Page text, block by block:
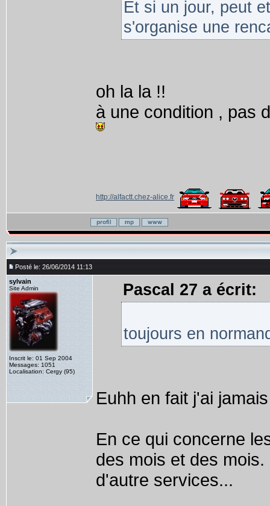
Et si un jour, peut
s'organise une
oh la la !!
à une condition , pas
http://alfactt.chez-alice.fr
Posté le: 26/06/2014 11:13
sylvain
Site Admin
Inscrit le: 01 Sep 2004
Messages: 1051
Localisation: Cergy (95)
Pascal 27 a écrit:
toujours en
Euhh en fait j'ai
En ce qui concerne
des mois et des
d'autre services...